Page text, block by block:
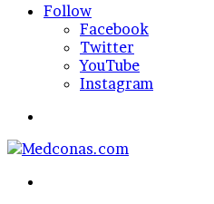
In
Follow
Facebook
Twitter
YouTube
Instagram